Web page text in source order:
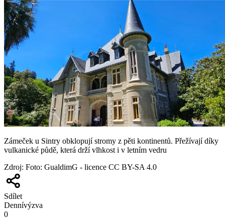
Zámeček u Sintry obklopují stromy z pěti kontinentů. Přežívají díky
vulkanické půdě, která drží vlhkost i v letním vedru
Zdroj: Foto: GualdimG - licence CC BY-SA 4.0
Sdílet
Dennívýzva
0